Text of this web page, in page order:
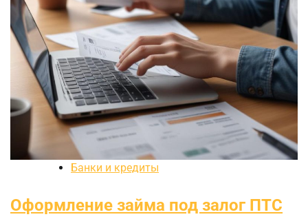
Банки и кредиты
Оформление займа под залог ПТС